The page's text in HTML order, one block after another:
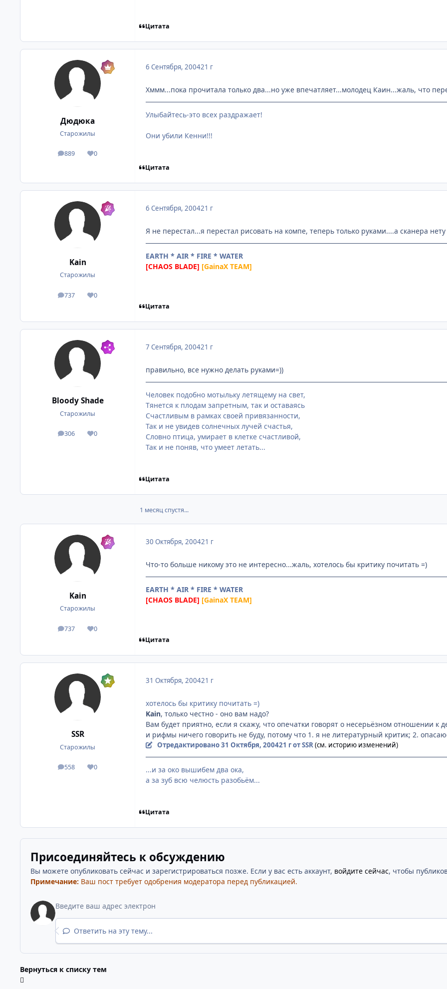
Цитата
Дюдюка
Старожилы
889
посты 0
Репутация
6 Сентября, 200421 г
Хммм...пока прочитала только два...но уже впечатляет...молодец Каин...жаль, что
Улыбайтесь-это всех раздражает!
Они убили Кенни!!!
Цитата
Kain
Старожилы
737
посты 0
Репутация
6 Сентября, 200421 г
Я не перестал...я перестал рисовать на компе, теперь только руками....а сканера нету
EARTH * AIR * FIRE * WATER
[CHAOS BLADE] [GainaX TEAM]
Цитата
Bloody Shade
Старожилы
306
посты 0
Репутация
7 Сентября, 200421 г
правильно, все нужно делать руками=))
Человек подобно мотыльку летящему на свет,
Тянется к плодам запретным, так и оставаясь
Счастливым в рамках своей привязанности,
Так и не увидев солнечных лучей счастья,
Словно птица, умирает в клетке счастливой,
Так и не поняв, что умеет летать...
Цитата
1 месяц спустя...
Kain
Старожилы
737
посты 0
Репутация
30 Октября, 200421 г
Что-то больше никому это не интересно...жаль, хотелось бы критику почитать =)
EARTH * AIR * FIRE * WATER
[CHAOS BLADE] [GainaX TEAM]
Цитата
SSR
Старожилы
558
посты 0
Репутация
31 Октября, 200421 г
хотелось бы критику почитать =)
Kain, только честно - оно вам надо?
Вам будет приятно, если я скажу, что опечатки говорят о несерьёзном отношении к
и рифмы ничего говорить не буду, потому что 1. я не литературный критик; 2.
Отредактировано31 Октября, 200421 гот SSR(см. историю изменений)
...и за око вышибем два ока,
а за зуб всю челюсть разобьём...
Цитата
Присоединяйтесь к обсуждению
Вы можете опубликовать сейчас и зарегистрироваться позже. Если у вас есть аккаунт, войдите сейчас, чтобы
Примечание: Ваш пост требует одобрения модератора перед публикацией.
Ответить на эту тему...
Вернуться к списку тем